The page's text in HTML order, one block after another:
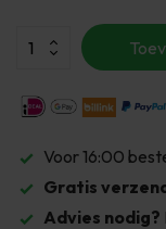
Voor 16:00
Gratis
Advies nodig?